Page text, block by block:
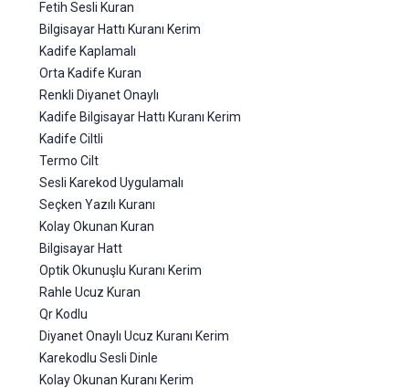
Fetih Sesli Kuran
Bilgisayar Hattı Kuranı Kerim
Kadife Kaplamalı
Orta Kadife Kuran
Renkli Diyanet Onaylı
Kadife Bilgisayar Hattı Kuranı Kerim
Kadife Ciltli
Termo Cilt
Sesli Karekod Uygulamalı
Seçken Yazılı Kuranı
Kolay Okunan Kuran
Bilgisayar Hatt
Optik Okunuşlu Kuranı Kerim
Rahle Ucuz Kuran
Qr Kodlu
Diyanet Onaylı Ucuz Kuranı Kerim
Karekodlu Sesli Dinle
Kolay Okunan Kuranı Kerim